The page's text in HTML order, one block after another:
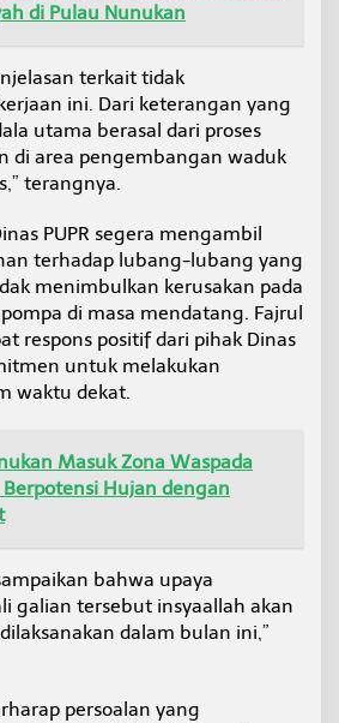
di Pulau Nunukan
terkait tidak
ini. Dari keterangan yang
utama berasal dari proses
di area pengembangan waduk
terangnya.
PUPR segera mengambil
terhadap lubang-lubang yang
menimbulkan kerusakan pada
di masa mendatang. Fajrul
respons positif dari pihak Dinas
untuk melakukan
waktu dekat.
Masuk Zona Waspada
Berpotensi Hujan dengan
bahwa upaya
galian tersebut insyaallah akan
dalam bulan ini,”
persoalan yang